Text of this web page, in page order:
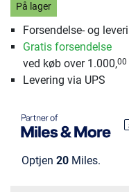
På lager
Forsendelse- og
Gratis forsendelse
ved køb over 1.000,00
Levering via UPS
Optjen 20 Miles.